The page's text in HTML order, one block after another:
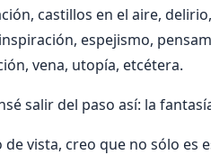
castillos en el aire,
espejismo,
vena, utopía, etcétera.
salir del paso así: la
vista, creo que no sólo es